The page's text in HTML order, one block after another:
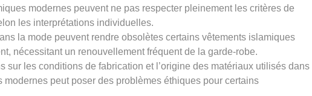
modernes peuvent ne pas respecter pleinement les critères de
les interprétations individuelles.
la mode peuvent rendre obsolètes certains vêtements islamiques
nécessitant un renouvellement fréquent de la garde-robe.
sur les conditions de fabrication et l’origine des matériaux utilisés dans
modernes peut poser des problèmes éthiques pour certains